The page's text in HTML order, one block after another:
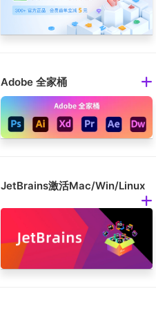
Adobe 全家桶
JetBrains激活Mac/Win/Linux